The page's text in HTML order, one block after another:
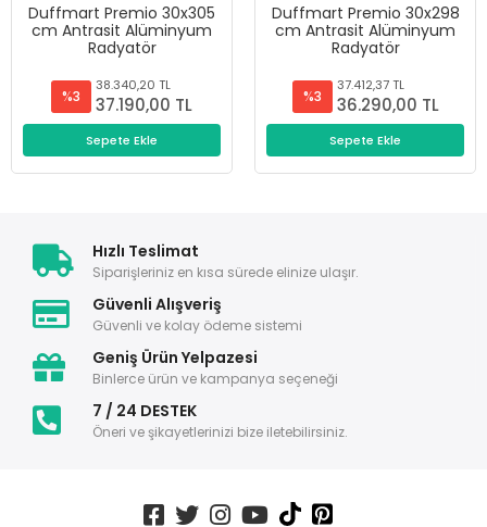
Duffmart Premio 30x305
cm Antrasit Alüminyum
Radyatör
%3
38.340,20 TL
37.190,00 TL
Sepete Ekle
Duffmart Premio 30x298
cm Antrasit Alüminyum
Radyatör
%3
37.412,37 TL
36.290,00 TL
Sepete Ekle
Hızlı Teslimat
Siparişleriniz en kısa sürede elinize ulaşır.
Güvenli Alışveriş
Güvenli ve kolay ödeme sistemi
Geniş Ürün Yelpazesi
Binlerce ürün ve kampanya seçeneği
7 / 24 DESTEK
Öneri ve şikayetlerinizi bize iletebilirsiniz.